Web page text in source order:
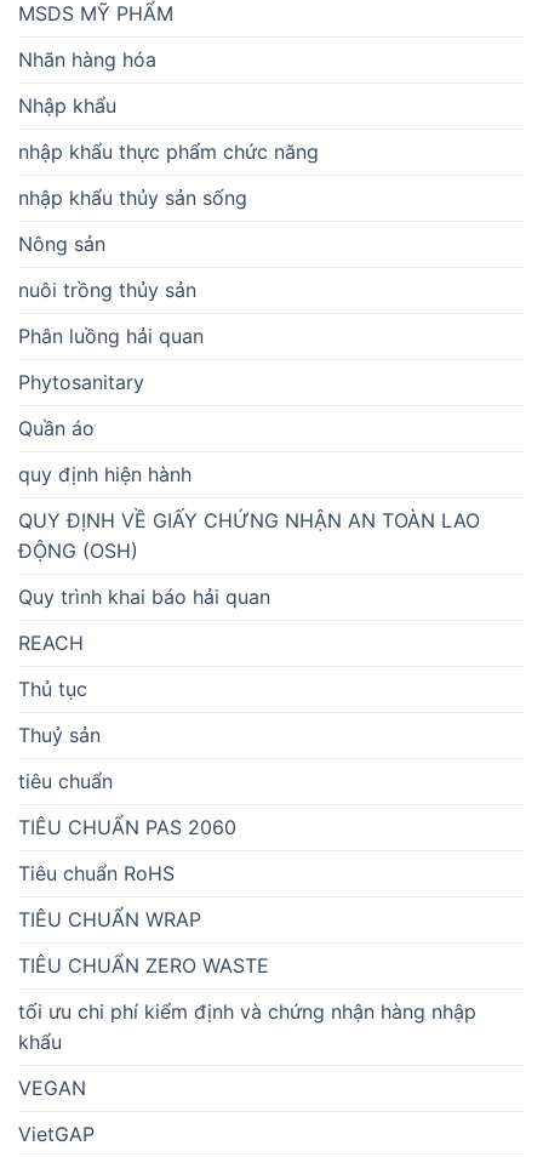
MSDS MỸ PHẨM
Nhãn hàng hóa
Nhập khẩu
nhập khẩu thực phẩm chức năng
nhập khẩu thủy sản sống
Nông sản
nuôi trồng thủy sản
Phân luồng hải quan
Phytosanitary
Quần áo
quy định hiện hành
QUY ĐỊNH VỀ GIẤY CHỨNG NHẬN AN TOÀN LAO
ĐỘNG (OSH)
Quy trình khai báo hải quan
REACH
Thủ tục
Thuỷ sản
tiêu chuẩn
TIÊU CHUẨN PAS 2060
Tiêu chuẩn RoHS
TIÊU CHUẨN WRAP
TIÊU CHUẨN ZERO WASTE
tối ưu chi phí kiểm định và chứng nhận hàng nhập
khẩu
VEGAN
VietGAP